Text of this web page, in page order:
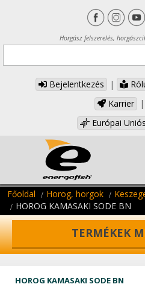
Horgász felszerelés,
Bejelentkezés |
Karrier
|
Európai
Főoldal Horog, horgok
HOROG KAMASAKI SODE BN
TERMÉKEK
HOROG KAMASAKI SODE BN